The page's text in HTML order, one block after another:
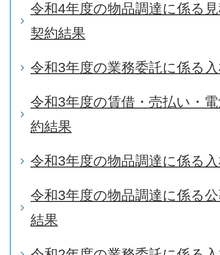
令和4年度の物品調達に係る
契約結果
令和3年度の業務委託に係る
令和3年度の賃借・売払い・
約結果
令和3年度の物品調達に係る
令和3年度の物品調達に係る
結果